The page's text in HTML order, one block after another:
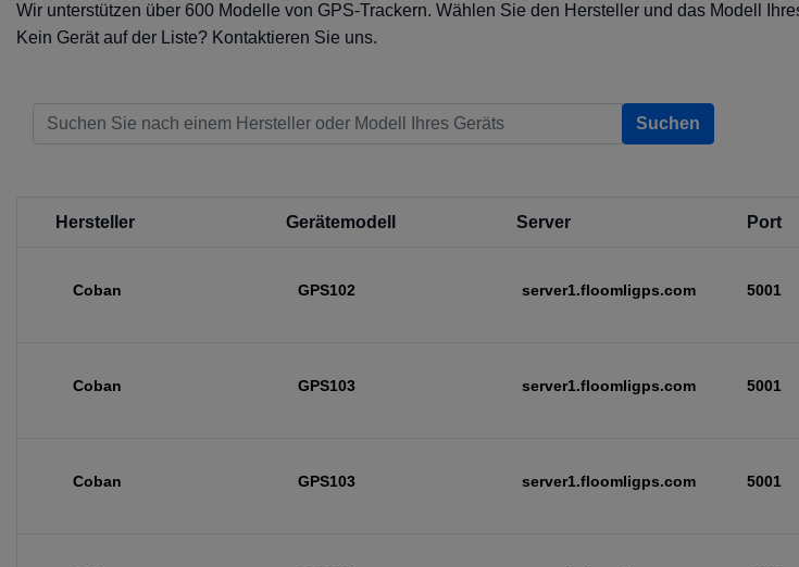
Wir unterstützen über 600 Modelle von GPS-Trackern. Wählen Sie den Hersteller und das Modell
Kein Gerät auf der Liste? Kontaktieren Sie uns.
Suchen
Hersteller Gerätemodell Server Port
Coban GPS102 server1.floomligps.com 5001
Coban GPS103 server1.floomligps.com 5001
Coban GPS103 server1.floomligps.com 5001